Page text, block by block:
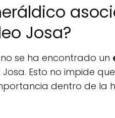
Josa?
se ha encontrado un
Esto no impide
dentro de la